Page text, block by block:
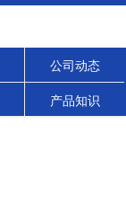
公司动态
产品知识